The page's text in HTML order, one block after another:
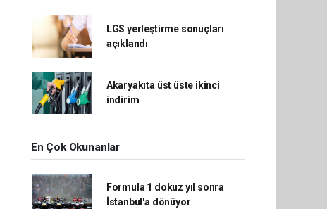
LGS yerleştirme sonuçları
açıklandı
Akaryakıta üst üste ikinci
indirim
En Çok Okunanlar
Formula 1 dokuz yıl sonra
İstanbul'a dönüyor